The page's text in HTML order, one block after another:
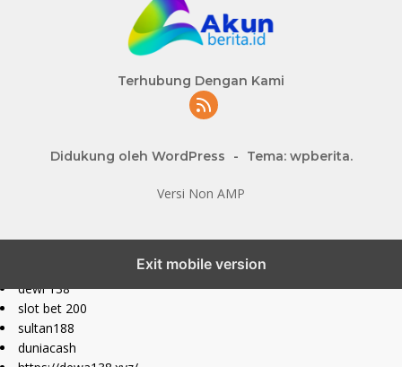
Terhubung Dengan Kami
Didukung oleh WordPress - Tema: wpberita.
Versi Non AMP
Exit mobile version
dewi 138
slot bet 200
sultan188
duniacash